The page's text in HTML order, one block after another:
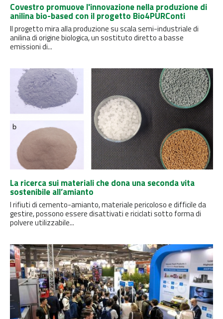
Covestro promuove l'innovazione nella produzione di
anilina bio-based con il progetto Bio4PURConti
Il progetto mira alla produzione su scala semi-industriale di
anilina di origine biologica, un sostituto diretto a basse
emissioni di...
La ricerca sui materiali che dona una seconda vita
sostenibile all’amianto
I rifiuti di cemento-amianto, materiale pericoloso e difficile da
gestire, possono essere disattivati ​​e riciclati sotto forma di
polvere utilizzabile...